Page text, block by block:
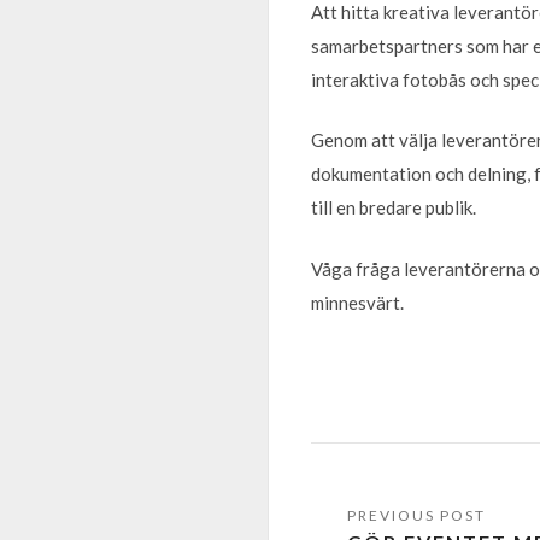
Att hitta kreativa
samarbetspartners som har
interaktiva fotobås och
Genom att välja
dokumentation och delning,
till en bredare publik.
Våga fråga leverantörerna
minnesvärt.